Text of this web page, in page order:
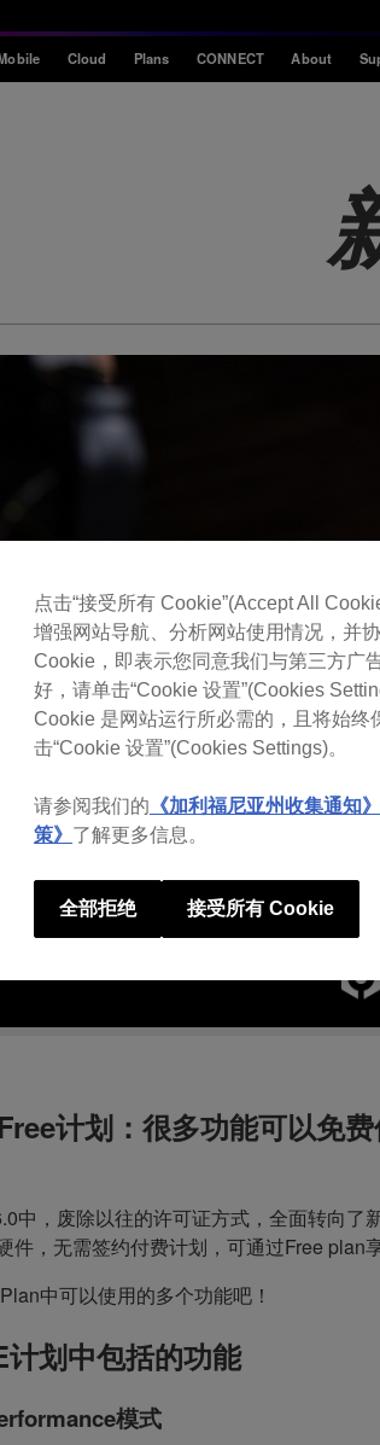
Cloud Plans CONNECT About
计划：很多功能可以免
中，废除以往的许可证方式，全面转向了
，无需签约付费计划，可通过Free plan
中可以使用的多个功能吧！
划中包括的功能
模式
点击“接受所有 Cookie”(Accept All
增强网站导航、分析网站使用情况，并
Cookie，即表示您同意我们与第三方广
好，请单击“Cookie 设置”(Cookies
Cookie 是网站运行所必需的，且将始
击“Cookie 设置”(Cookies Settings)。
请参阅我们的 《加利福尼亚州收集通
策》 了解更多信息。
全部拒绝 接受所有 Cookie